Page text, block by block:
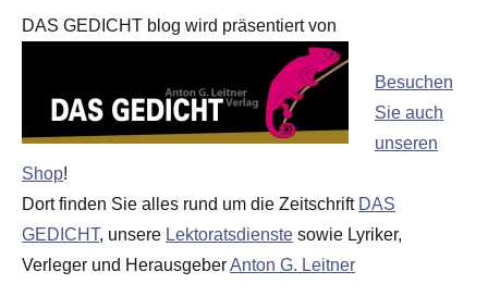
DAS GEDICHT blog wird präsentiert von
Besuchen
Sie auch
unseren
Shop!
Dort finden Sie alles rund um die Zeitschrift DAS
GEDICHT, unsere Lektoratsdienste sowie Lyriker,
Verleger und HerausgeberAnton G. Leitner